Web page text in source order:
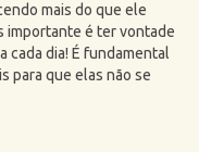
mais do que ele
importante é ter vontade
cada dia! É fundamental
para que elas não se